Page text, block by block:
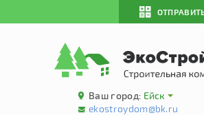
Ваш город: Ейск
ekostroydom@bk.ru